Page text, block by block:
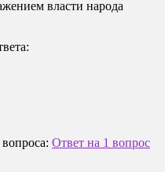
власти народа
Ответ на 1 вопрос